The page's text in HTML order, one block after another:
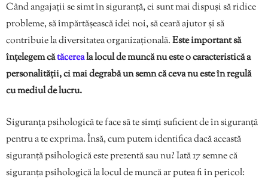
Când angajații se simt în siguranță, ei sunt mai dispuși să ridice
probleme, să împărtășească idei noi, să ceară ajutor și să
contribuie la diversitatea organizațională.Este important să
înțelegem cătăcereala locul de muncă nu este o caracteristică a
personalității, ci mai degrabă un semn că ceva nu este în regulă
cu mediul de lucru.
Siguranța psihologică te face să te simți suficient de în siguranță
pentru a te exprima. Însă, cum putem identifica dacă această
siguranță psihologică este prezentă sau nu? Iată 17 semne că
siguranța psihologică la locul de muncă ar putea fi în pericol: